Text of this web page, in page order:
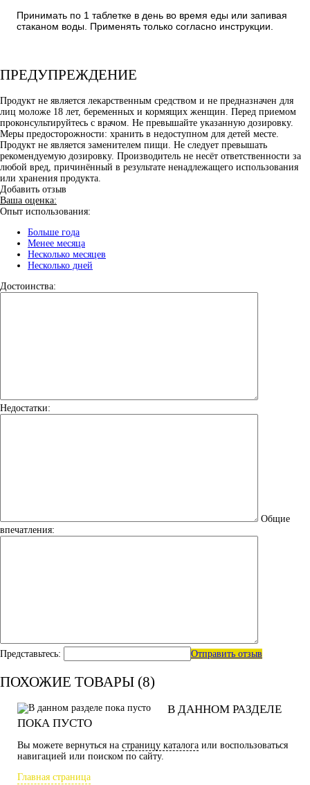
Принимать по 1 таблетке в день во время еды или запивая
стаканом воды. Применять только согласно инструкции.
ПРЕДУПРЕЖДЕНИЕ
Продукт не является лекарственным средством и не предназначен для
лиц моложе 18 лет, беременных и кормящих женщин. Перед приемом
проконсультируйтесь с врачом. Не превышайте указанную дозировку.
Меры предосторожности: хранить в недоступном для детей месте.
Продукт не является заменителем пищи. Не следует превышать
рекомендуемую дозировку. Производитель не несёт ответственности за
любой вред, причинённый в результате ненадлежащего использования
или хранения продукта.
Добавить отзыв
Ваша оценка:
Опыт использования:
Больше года
Менее месяца
Несколько месяцев
Несколько дней
Достоинства:
Недостатки:
Общие
впечатления:
Представьтесь: Отправить отзыв
ПОХОЖИЕ ТОВАРЫ (8)
В ДАННОМ РАЗДЕЛЕ
ПОКА ПУСТО
Вы можете вернуться на страницу каталога или воспользоваться
навигацией или поиском по сайту.
Главная страница